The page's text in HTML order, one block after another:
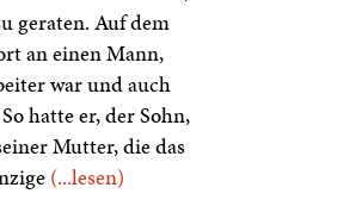
geraten. Auf dem
an einen Mann,
war und auch
hatte er, der Sohn,
Mutter, die das
(...lesen)